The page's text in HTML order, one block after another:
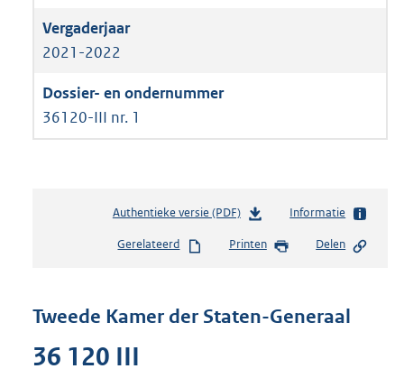
2021-2022
36120-III nr. 1
Authentieke versie (PDF)b
s
d
Informatie
Gerelateerd Printen Delen
Tweede Kamer der Staten-Generaal
36 120 III